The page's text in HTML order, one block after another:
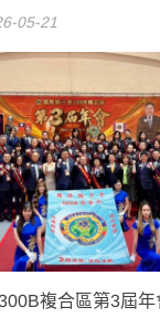
05-21
複合區第3屆年